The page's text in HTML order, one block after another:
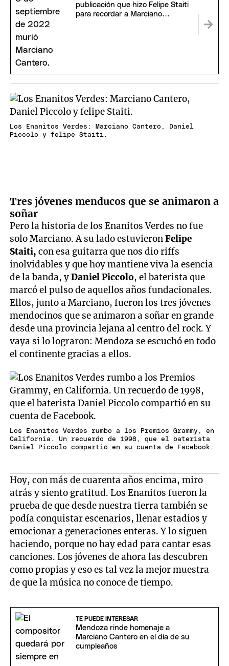
publicación que hizo Felipe Staiti
para recordar a Marciano
Los Enanitos Verdes: Marciano Cantero, Daniel
Piccolo y felipe Staiti.
Tres jóvenes menducos que se animaron a
soñar
Pero la historia de los Enanitos Verdes no fue
solo Marciano. A su lado estuvieronFelipe
Staiti, con esa guitarra que nos dio riffs
inolvidables y que hoy mantiene viva la esencia
de la banda, yDaniel Piccolo, el baterista que
marcó el pulso de aquellos años fundacionales.
Ellos, junto a Marciano, fueron los tres jóvenes
mendocinos que se animaron a soñar en grande
desde una provincia lejana al centro del rock. Y
vaya si lo lograron: Mendoza se escuchó en todo
el continente gracias a ellos.
Los Enanitos Verdes rumbo a los Premios Grammy, en
California. Un recuerdo de 1998, que el baterista
Daniel Piccolo compartió en su cuenta de Facebook.
Hoy, con más de cuarenta años encima, miro
atrás y siento gratitud. Los Enanitos fueron la
prueba de que desde nuestra tierra también se
podía conquistar escenarios, llenar estadios y
emocionar a generaciones enteras. Y lo siguen
haciendo, porque no hay edad para cantar esas
canciones. Los jóvenes de ahora las descubren
como propias y eso es tal vez la mejor muestra
de que la música no conoce de tiempo.
TE PUEDE INTERESAR
Mendoza rinde homenaje a
Marciano Cantero en el día de su
cumpleaños